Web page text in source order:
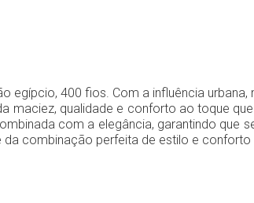
egípcio, 400 fios. Com a influência
maciez, qualidade e conforto ao toque
com a elegância, garantindo
combinação perfeita de estilo e